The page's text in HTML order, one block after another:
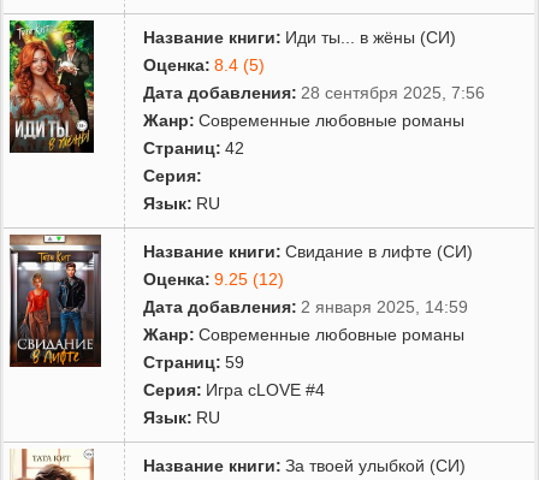
Название книги: Иди ты... в жёны (СИ)
Оценка: 8.4 (5)
Дата добавления: 28 сентября 2025, 7:56
Жанр: Современные любовные романы
Страниц: 42
Серия:
Язык: RU
Название книги: Свидание в лифте (СИ)
Оценка: 9.25 (12)
Дата добавления: 2 января 2025, 14:59
Жанр: Современные любовные романы
Страниц: 59
Серия: Игра сLOVE #4
Язык: RU
Название книги: За твоей улыбкой (СИ)